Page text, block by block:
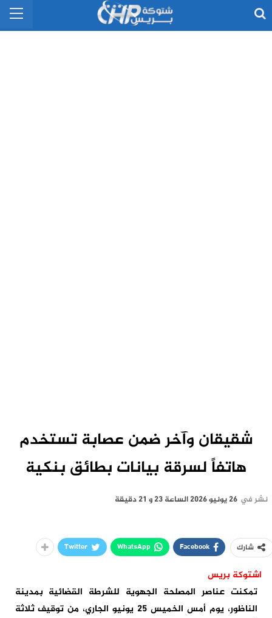
شقيقان وآخر ضمن عصابة تستخدم
هاتفاً لسرقة بيانات بطائق بنكية
نشر في 26 يونيو 2026 الساعة 23 و 21 دقيقة
شارك Facebook
WhatsApp
Twitter
اشتوكة بريس
تمكنت عناصر المصلحة الجهوية للشرطة القضائية بمدينة
الناظور، يوم أمس الخميس 25 يونيو الجاري، من توقيف ثلاثة